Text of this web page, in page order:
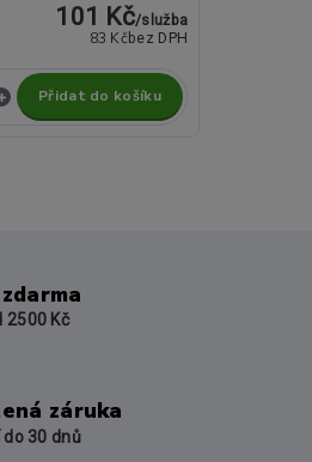
101 Kč/služba
83 Kč bez DPH
Přidat do košíku
2500 Kč
záruka
30 dnů